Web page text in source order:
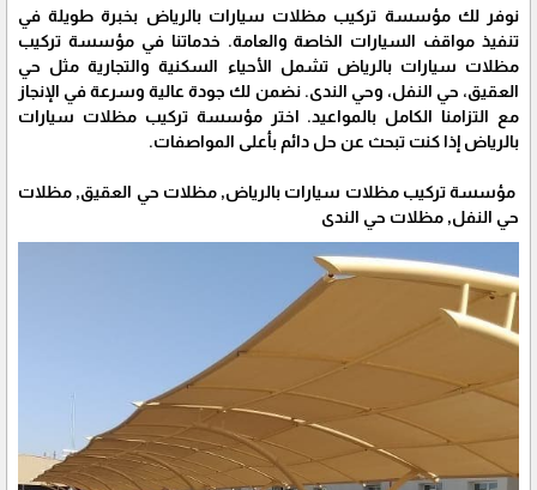
نوفر لك مؤسسة تركيب مظلات سيارات بالرياض بخبرة طويلة في
تنفيذ مواقف السيارات الخاصة والعامة. خدماتنا في مؤسسة تركيب
مظلات سيارات بالرياض تشمل الأحياء السكنية والتجارية مثل حي
العقيق، حي النفل، وحي الندى. نضمن لك جودة عالية وسرعة في الإنجاز
مع التزامنا الكامل بالمواعيد. اختر مؤسسة تركيب مظلات سيارات
بالرياض إذا كنت تبحث عن حل دائم بأعلى المواصفات.
مؤسسة تركيب مظلات سيارات بالرياض, مظلات حي العقيق, مظلات
حي النفل, مظلات حي الندى